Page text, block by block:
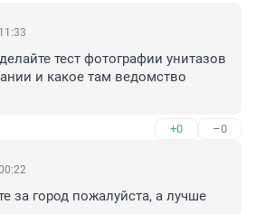
тест фотографии унитазов
и какое там ведомство
+0 –0
за город пожалуйста, а лучше